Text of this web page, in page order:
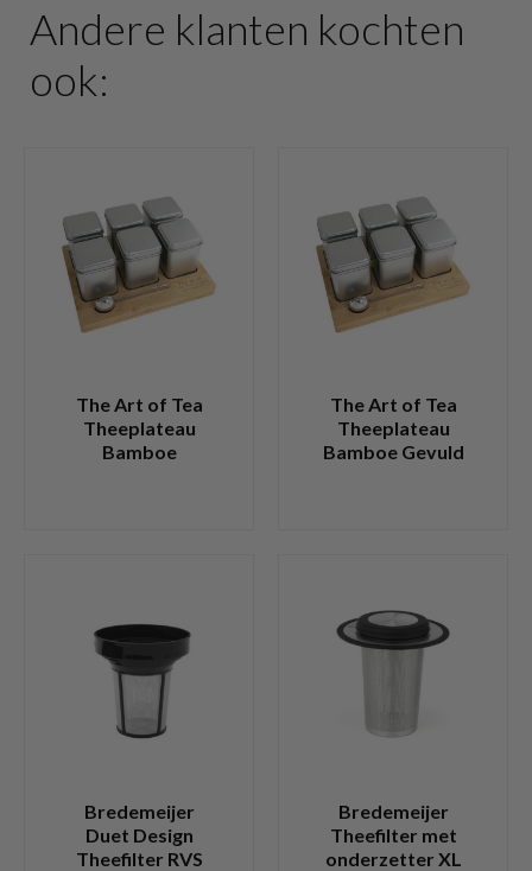
Andere klanten kochten
ook:
The Art of Tea
Theeplateau
Bamboe
The Art of Tea
Theeplateau
Bamboe Gevuld
Bredemeijer
Duet Design
Theefilter RVS
Bredemeijer
Theefilter met
onderzetter XL